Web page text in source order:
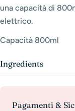
una capacità di
elettrico.
Capacità 800ml
Ingredients
Pagamenti &
Metodi